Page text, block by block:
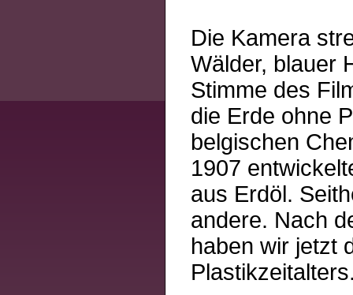
Die Kamera
Wälder, blauer
Stimme des
die Erde ohne
belgischen
1907
aus Erdöl.
andere. Nach
haben wir jetzt